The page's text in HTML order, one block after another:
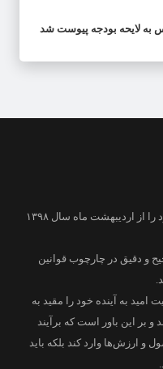
پایگاه خبری و تحلیلی “سرتوک” فعالیت خود را از اردیبهشت ماه سال ۱۳۹۸
و دقیق در چارچوب قوانین
به آینده خود را مقید به
بر این باور است که برآیند
و ارزش‌ها وارد کند بلکه باید